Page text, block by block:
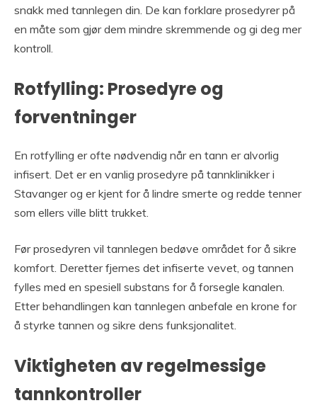
snakk med tannlegen din. De kan forklare prosedyrer på
en måte som gjør dem mindre skremmende og gi deg mer
kontroll.
Rotfylling: Prosedyre og
forventninger
En rotfylling er ofte nødvendig når en tann er alvorlig
infisert. Det er en vanlig prosedyre på tannklinikker i
Stavanger og er kjent for å lindre smerte og redde tenner
som ellers ville blitt trukket.
Før prosedyren vil tannlegen bedøve området for å sikre
komfort. Deretter fjernes det infiserte vevet, og tannen
fylles med en spesiell substans for å forsegle kanalen.
Etter behandlingen kan tannlegen anbefale en krone for
å styrke tannen og sikre dens funksjonalitet.
Viktigheten av regelmessige
tannkontroller